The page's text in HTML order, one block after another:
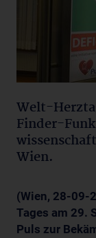
Welt-
Finder-
Wien.
(Wien, 28-09-
Tages am 29.
Puls zur